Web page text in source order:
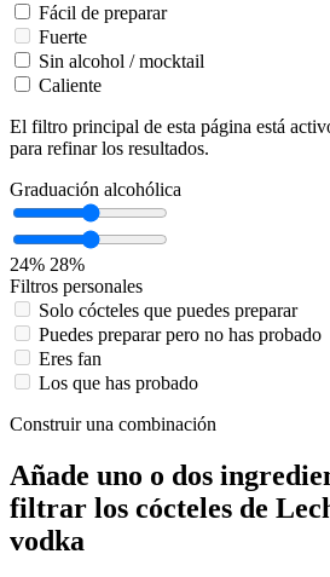
Fácil de preparar
Fuerte
Sin alcohol / mocktail
Caliente
El filtro principal de esta página está
para refinar los resultados.
Graduación alcohólica
24% 28%
Filtros personales
Solo cócteles que puedes preparar
Puedes preparar pero no has probado
Eres fan
Los que has probado
Construir una combinación
Añade uno o dos
filtrar los cócteles de
vodka